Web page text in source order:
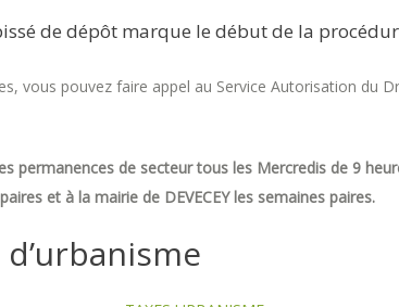
de dépôt marque le début de la
vous pouvez faire appel au Service Autorisation du
permanences de secteur tous les Mercredis de 9
et à la mairie de DEVECEY les semaines paires.